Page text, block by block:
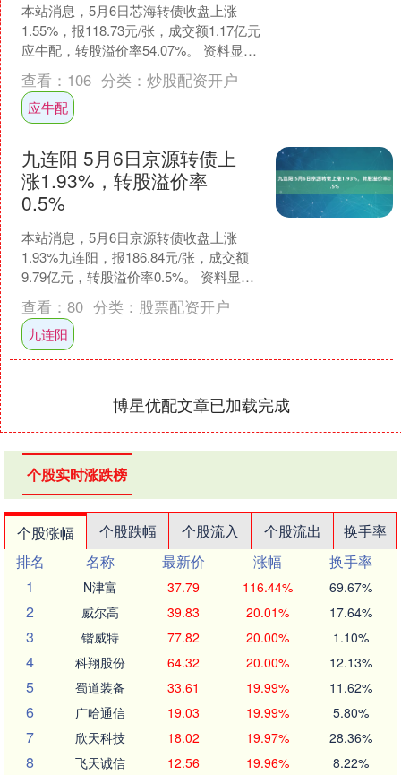
本站消息，5月6日芯海转债收盘上涨
1.55%，报118.73元/张，成交额1.17亿元
应牛配，转股溢价率54.07%。 资料显
示，芯海转债信用级别为“A+”，债....
查看： 106 分类： 炒股配资开户
应牛配
九连阳 5月6日京源转债上
涨1.93%，转股溢价率
0.5%
本站消息，5月6日京源转债收盘上涨
1.93%九连阳，报186.84元/张，成交额
9.79亿元，转股溢价率0.5%。 资料显
示，京源转债信用级别为“A”，债券期
限....
查看： 80 分类： 股票配资开户
九连阳
博星优配文章已加载完成
个股实时涨跌榜
个股涨幅 个股跌幅 个股流入 个股流出
换手率
排名
名称 最新价 涨幅
换手率
1
N津富 37.79 116.44% 69.67%
2 威尔高 39.83 20.01% 17.64%
3 锴威特 77.82 20.00% 1.10%
4 科翔股份 64.32 20.00% 12.13%
5 蜀道装备 33.61 19.99% 11.62%
6 广哈通信 19.03 19.99% 5.80%
7 欣天科技 18.02 19.97% 28.36%
8 飞天诚信 12.56 19.96% 8.22%